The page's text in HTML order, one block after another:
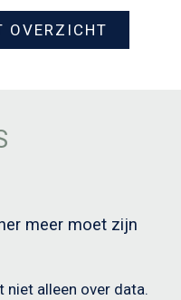
OVERZICHT
meer moet zijn
niet alleen over data.